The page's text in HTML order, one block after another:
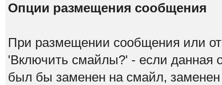
Опции размещения сообщения
При размещении сообщения или
'Включить смайлы?' - если данная
был бы заменен на смайл, заменен